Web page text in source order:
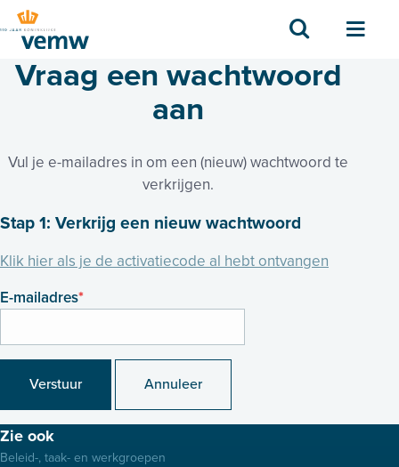
Zoek
Vraag een wachtwoord
aan
Vul je e-mailadres in om een (nieuw) wachtwoord te
verkrijgen.
Stap 1: Verkrijg een nieuw wachtwoord
Klik hier als je de activatiecode al hebt ontvangen
E-mailadres*
Verstuur Annuleer
Footer
menu
Zie ook
Beleid-, taak- en werkgroepen